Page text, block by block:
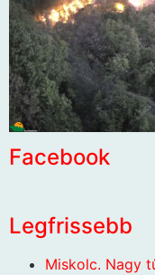
Facebook
Legfrissebb
Miskolc. Nagy